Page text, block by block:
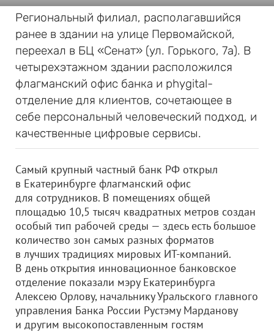
Региональный филиал, располагавшийся
ранее в здании на улице Первомайской,
переехал в БЦ «Сенат» (ул. Горького, 7а). В
четырехэтажном здании расположился
флагманский офис банка и phygital-
отделение для клиентов, сочетающее в
себе персональный человеческий подход, и
качественные цифровые сервисы.
Самый крупный частный банк РФ открыл
в Екатеринбурге флагманский офис
для сотрудников. В помещениях общей
площадью 10,5 тысяч квадратных метров создан
особый тип рабочей среды — здесь есть большое
количество зон самых разных форматов
в лучших традициях мировых ИТ-компаний.
В день открытия инновационное банковское
отделение показали мэру Екатеринбурга
Алексею Орлову, начальнику Уральского главного
управления Банка России Рустэму Марданову
и другим высокопоставленным гостям